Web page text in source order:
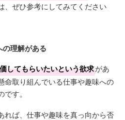
、ぜひ参考にしてみてください
理解がある
してもらいたいという欲求があ
命取り組んでいる仕事や趣味への
す。
れば、仕事や趣味を真っ向から否